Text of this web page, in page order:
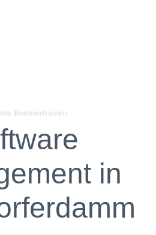
Bremerhaven
in